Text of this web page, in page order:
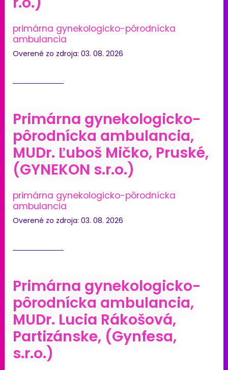
primárna gynekologicko-pôrodnícka
ambulancia
Overené zo zdroja: 03. 08. 2026
Primárna gynekologicko-
pôrodnícka ambulancia,
MUDr. Ľuboš Mičko, Pruské,
(GYNEKON s.r.o.)
primárna gynekologicko-pôrodnícka
ambulancia
Overené zo zdroja: 03. 08. 2026
Primárna gynekologicko-
pôrodnícka ambulancia,
MUDr. Lucia Rákošová,
Partizánske, (Gynfesa,
s.r.o.)